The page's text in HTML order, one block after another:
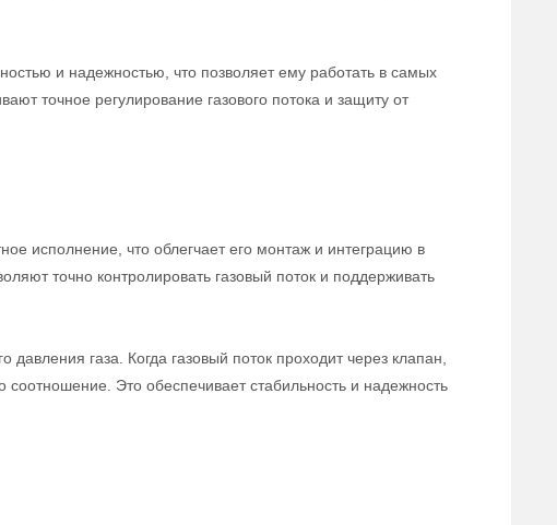
и надежностью, что позволяет ему работать в самых
точное регулирование газового потока и защиту от
исполнение, что облегчает его монтаж и интеграцию в
точно контролировать газовый поток и поддерживать
газа. Когда газовый поток проходит через клапан,
соотношение. Это обеспечивает стабильность и надежность